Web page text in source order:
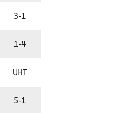
3-1
1-4
UHT
5-1